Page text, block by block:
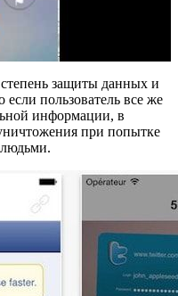
защиты данных и
пользователь все же
информации, в
при попытке